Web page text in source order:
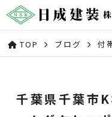
TOP ブログ 付
千葉県千葉市